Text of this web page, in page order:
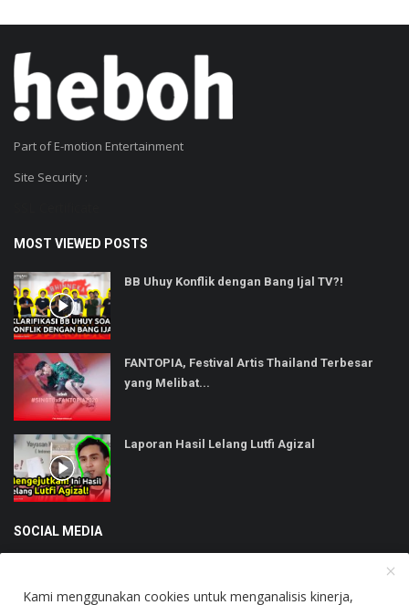
Part of E-motion Entertainment
Site Security :
MOST VIEWED POSTS
BB Uhuy Konflik dengan Bang Ijal TV?!
FANTOPIA, Festival Artis Thailand Terbesar
yang Melibat...
Laporan Hasil Lelang Lutfi Agizal
SOCIAL MEDIA
Kami menggunakan cookies untuk menganalisis kinerja,